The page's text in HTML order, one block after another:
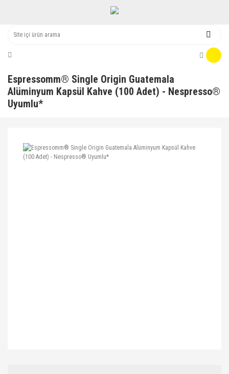
Espressomm® Single Origin Guatemala
Alüminyum Kapsül Kahve (100 Adet) - Nespresso®
Uyumlu*